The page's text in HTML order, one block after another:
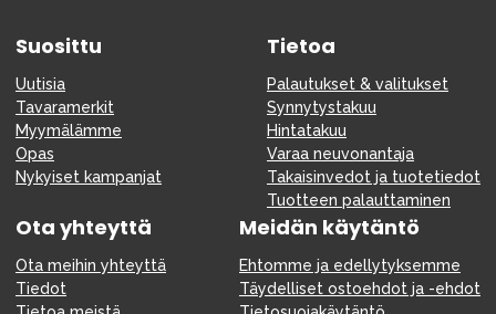
Suosittu
Uutisia
Tavaramerkit
Myymälämme
Opas
Nykyiset kampanjat
Tietoa
Palautukset & valitukset
Synnytystakuu
Hintatakuu
Varaa neuvonantaja
Takaisinvedot ja tuotetiedot
Tuotteen palauttaminen
Ota yhteyttä
Ota meihin yhteyttä
Tiedot
Meidän käytäntö
Ehtomme ja edellytyksemme
Täydelliset ostoehdot ja -ehdot